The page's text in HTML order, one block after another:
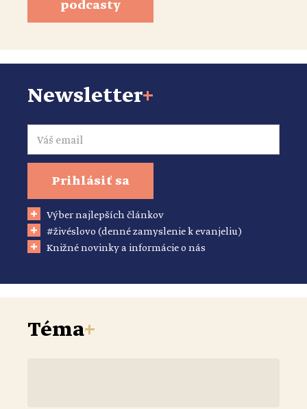
podcasty
Newsletter+
Email
Prihlásiť sa
Výber najlepších článkov
#živéslovo (denné zamyslenie k evanjeliu)
Knižné novinky a informácie o nás
Téma+